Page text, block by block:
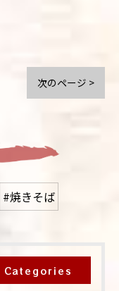
次のページ >
#焼きそば
Categories